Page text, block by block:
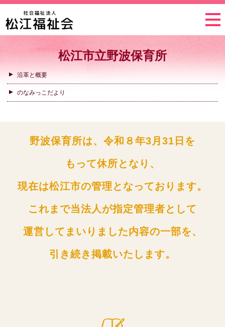
松江市立野波保育所
沿革と概要
のなみっこだより
野波保育所は、 令和８年3月31日を
もって休所となり、
現在は松江市の管理となっております。
これまで当法人が指定管理者として
運営してまいりました内容の一部を、
引き続き掲載いたします。